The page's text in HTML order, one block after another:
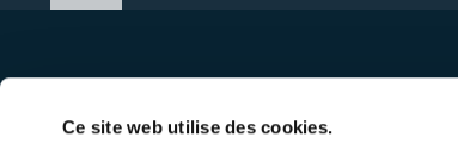
Ce site web utilise des cookies.
Ernst Schweizer AG